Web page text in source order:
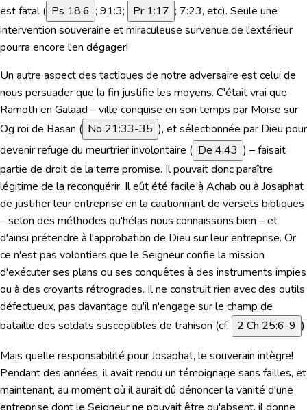
est fatal ( Ps 18:6 ; 91:3; Pr 1:17 ; 7:23, etc). Seule une
intervention souveraine et miraculeuse survenue de l'extérieur
pourra encore l'en dégager!
Un autre aspect des tactiques de notre adversaire est celui de
nous persuader que la fin justifie les moyens. C'était vrai que
Ramoth en Galaad – ville conquise en son temps par Moïse sur
Og roi de Basan ( No 21:33-35 ), et sélectionnée par Dieu pour
devenir refuge du meurtrier involontaire ( De 4:43 ) – faisait
partie de droit de la terre promise. Il pouvait donc paraître
légitime de la reconquérir. Il eût été facile à Achab ou à Josaphat
de justifier leur entreprise en la cautionnant de versets bibliques
– selon des méthodes qu'hélas nous connaissons bien – et
d'ainsi prétendre à l'approbation de Dieu sur leur entreprise. Or
ce n'est pas volontiers que le Seigneur confie la mission
d'exécuter ses plans ou ses conquêtes à des instruments impies
ou à des croyants rétrogrades. Il ne construit rien avec des outils
défectueux, pas davantage qu'il n'engage sur le champ de
bataille des soldats susceptibles de trahison (cf.
2 Ch 25:6-9 ).
Mais quelle responsabilité pour Josaphat, le souverain intègre!
Pendant des années, il avait rendu un témoignage sans failles, et
maintenant, au moment où il aurait dû dénoncer la vanité d'une